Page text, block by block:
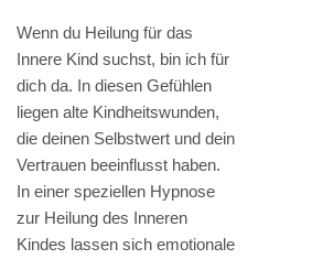
Wenn du Heilung für das
Innere Kind suchst, bin ich für
dich da. In diesen Gefühlen
liegen alte Kindheitswunden,
die deinen Selbstwert und dein
Vertrauen beeinflusst haben.
In einer speziellen Hypnose
zur Heilung des Inneren
Kindes lassen sich emotionale